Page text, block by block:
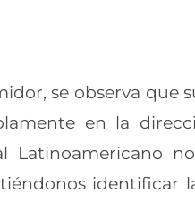
se observa
en la
Latinoamericano
identificar